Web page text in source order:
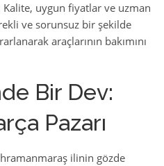
uygun fiyatlar ve uzman
ve sorunsuz bir şekilde
araçlarının bakımını
Bir Dev:
Pazarı
ilinin gözde